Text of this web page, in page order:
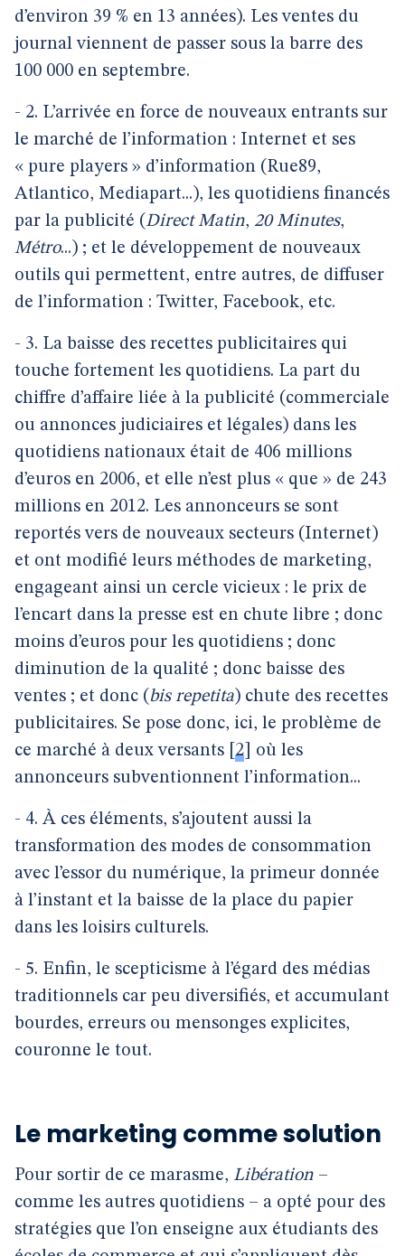
d’environ 39 % en 13 années). Les ventes du
journal viennent de passer sous la barre des
100 000 en septembre.
- 2. L’arrivée en force de nouveaux entrants sur
le marché de l’information : Internet et ses
« pure players » d’information (Rue89,
Atlantico, Mediapart...), les quotidiens financés
par la publicité (Direct Matin, 20 Minutes,
Métro...) ; et le développement de nouveaux
outils qui permettent, entre autres, de diffuser
de l’information : Twitter, Facebook, etc.
- 3. La baisse des recettes publicitaires qui
touche fortement les quotidiens. La part du
chiffre d’affaire liée à la publicité (commerciale
ou annonces judiciaires et légales) dans les
quotidiens nationaux était de 406 millions
d’euros en 2006, et elle n’est plus « que » de 243
millions en 2012. Les annonceurs se sont
reportés vers de nouveaux secteurs (Internet)
et ont modifié leurs méthodes de marketing,
engageant ainsi un cercle vicieux : le prix de
l’encart dans la presse est en chute libre ; donc
moins d’euros pour les quotidiens ; donc
diminution de la qualité ; donc baisse des
ventes ; et donc ( bis repetita) chute des recettes
publicitaires. Se pose donc, ici, le problème de
ce marché à deux versants 2
où les
annonceurs subventionnent l’information...
- 4. À ces éléments, s’ajoutent aussi la
transformation des modes de consommation
avec l’essor du numérique, la primeur donnée
à l’instant et la baisse de la place du papier
dans les loisirs culturels.
- 5. Enfin, le scepticisme à l’égard des médias
traditionnels car peu diversifiés, et accumulant
bourdes, erreurs ou mensonges explicites,
couronne le tout.
Le marketing comme solution
Pour sortir de ce marasme, Libération –
comme les autres quotidiens – a opté pour des
stratégies que l’on enseigne aux étudiants des